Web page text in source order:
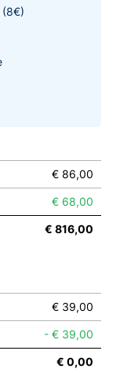
(8€)
€ 86,00
€ 68,00
€ 816,00
€ 39,00
- € 39,00
€ 0,00